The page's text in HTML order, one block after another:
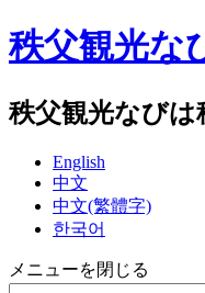
秩父観光な
秩父観光なび
English
中文
中文(繁體字)
한국어
メニューを閉じる